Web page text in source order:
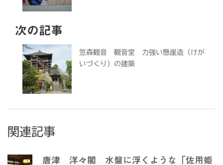
次の記事
笠森観音 観音堂 力強い懸崖造（けが
いづくり）の建築
関連記事
唐津 洋々閣 水盤に浮くような「佐用姫